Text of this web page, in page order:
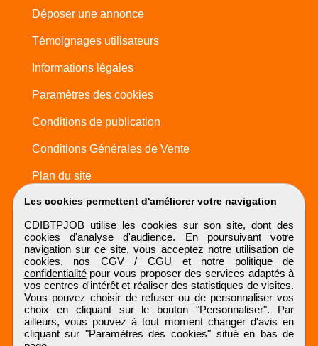
Les cookies permettent d'améliorer votre navigation
CDIBTPJOB utilise les cookies sur son site, dont des
cookies d'analyse d'audience. En poursuivant votre
navigation sur ce site, vous acceptez notre utilisation de
cookies, nos CGV / CGU et notre politique de
confidentialitépour vous proposer des services adaptés à
vos centres d'intérêt et réaliser des statistiques de visites.
Vous pouvez choisir de refuser ou de personnaliser vos
choix en cliquant sur le bouton "Personnaliser". Par
ailleurs, vous pouvez à tout moment changer d'avis en
cliquant sur "Paramètres des cookies" situé en bas de
Déposer une annonce
Témoignages utilisateurs
Informations légales
Paramètres des cookies
Conditions de publication
Conditions Générales de Vente
Plan du site